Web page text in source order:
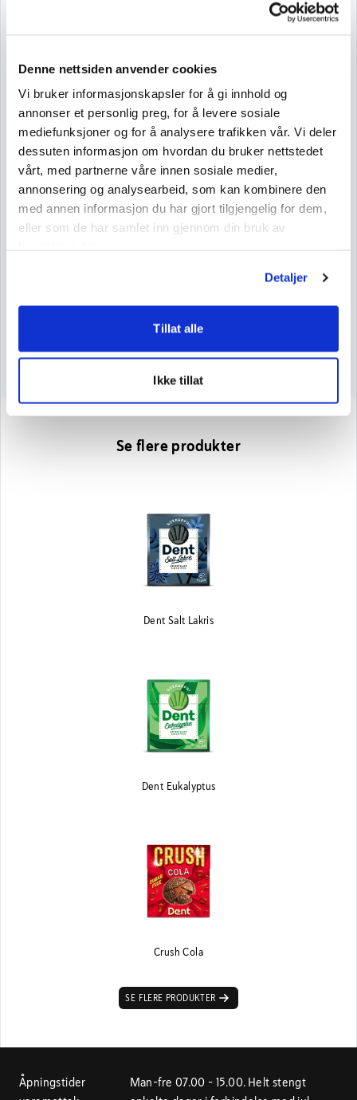
Denne nettsiden anvender cookies
Vi bruker informasjonskapsler for å gi innhold og
annonser et personlig preg, for å levere sosiale
mediefunksjoner og for å analysere trafikken vår. Vi deler
dessuten informasjon om hvordan du bruker nettstedet
vårt, med partnerne våre innen sosiale medier,
annonsering og analysearbeid, som kan kombinere den
med annen informasjon du har gjort tilgjengelig for dem,
eller som de har samlet inn gjennom din bruk av
Detaljer
Tillat alle
Ikke tillat
Næringsinnhold
Næringsinnhold pr. 100 g
Nettovekt: 25 g
Energi
565 kJ/138 kcal
Fett
0 g
mettede fettsyrer
0 g
63 g
Se flere produkter
Dent Salt Lakris
Dent Eukalyptus
Crush Cola
SE FLERE PRODUKTER
Åpningstider
Man-fre 07.00 - 15.00. Helt stengt